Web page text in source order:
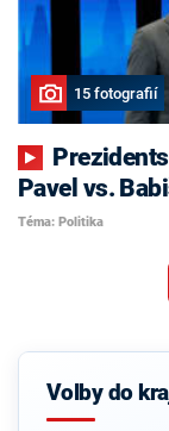
15 fotografií
Pavel vs.
Téma: Politika
Volby do